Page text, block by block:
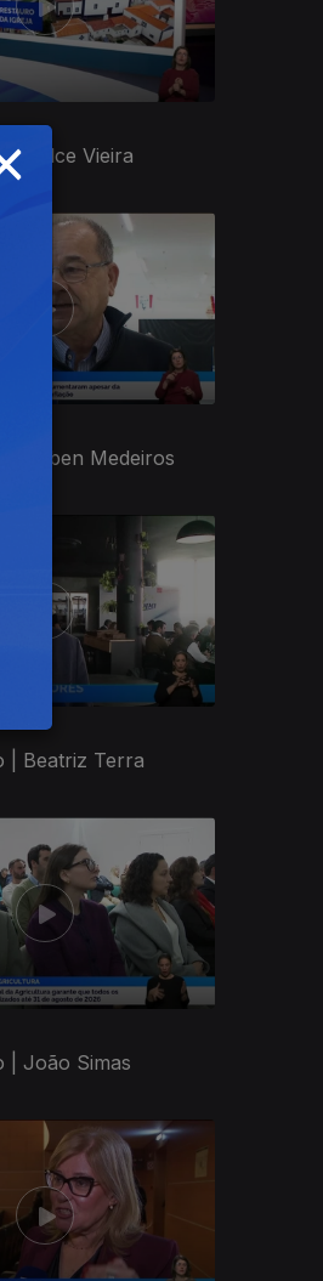
| Dulce Vieira
| Rúben Medeiros
| Beatriz Terra
| João Simas